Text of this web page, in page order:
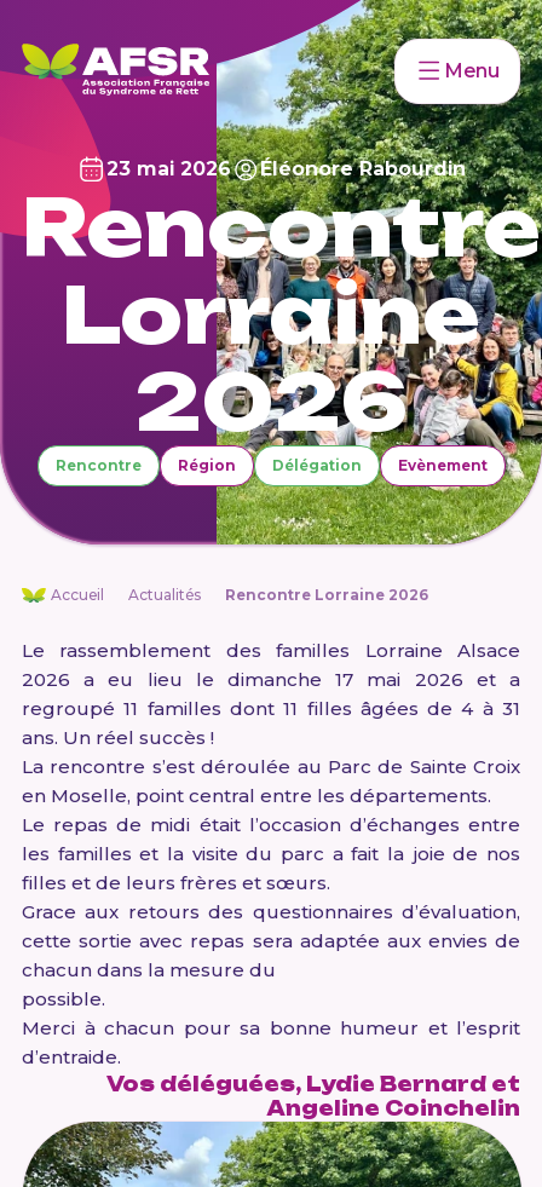
Menu
23 mai 2026 Éléonore Rabourdin
Rencontre
Lorraine
2026
Rencontre Région Délégation Evènement
Accueil Actualités Rencontre Lorraine 2026
Le rassemblement des familles Lorraine Alsace
2026 a eu lieu le dimanche 17 mai 2026 et a
regroupé 11 familles dont 11 filles âgées de 4 à 31
ans. Un réel succès !
La rencontre s’est déroulée au Parc de Sainte Croix
en Moselle, point central entre les départements.
Le repas de midi était l’occasion d’échanges entre
les familles et la visite du parc a fait la joie de nos
filles et de leurs frères et sœurs.
Grace aux retours des questionnaires d’évaluation,
cette sortie avec repas sera adaptée aux envies de
chacun dans la mesure du
possible.
Merci à chacun pour sa bonne humeur et l’esprit
d’entraide.
Vos déléguées, Lydie Bernard et
Angeline Coinchelin